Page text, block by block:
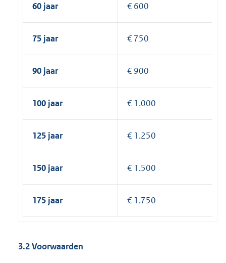
60 jaar € 600
75 jaar € 750
90 jaar € 900
100 jaar € 1.000
125 jaar € 1.250
150 jaar € 1.500
175 jaar € 1.750
3.2 Voorwaarden